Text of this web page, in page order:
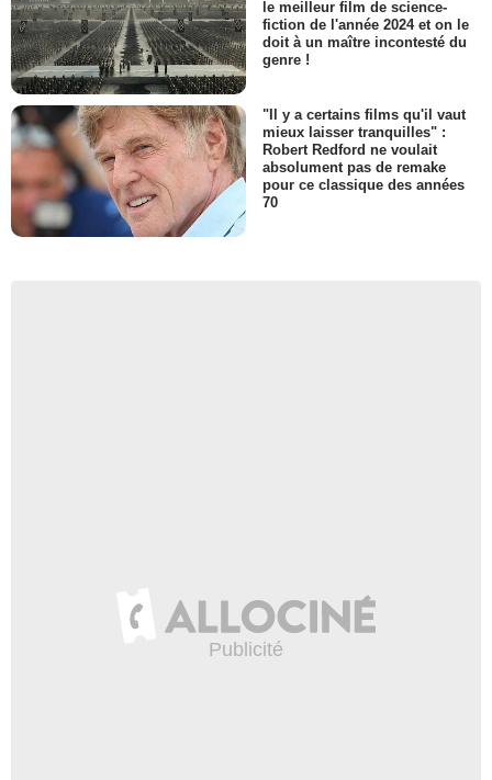
le meilleur film de science-
fiction de l'année 2024 et on le
doit à un maître incontesté du
genre !
"Il y a certains films qu'il vaut
mieux laisser tranquilles" :
Robert Redford ne voulait
absolument pas de remake
pour ce classique des années
70